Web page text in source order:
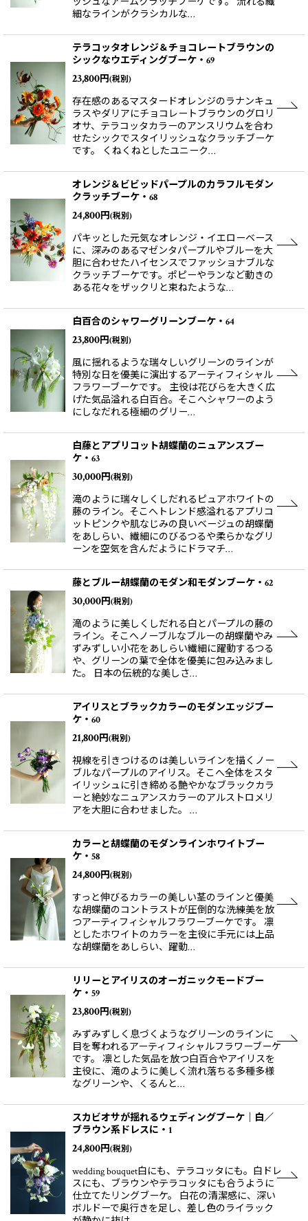
細なラインがクラシカルな…
テラコッタオレンジ＆チョコレートブラウンの
シックなウエディングブーケ・69
23,800円(税別)
存在感のあるマスタードオレンジのラナンキュ
ラスやダリアにチョコレートブラウンのグロリ
オサ、テラコッタカラーのアンスリウムを合わ
せたシックでスタイリッシュなクラッチブーケ
です。 くねくねとしたユニーク…
オレンジ＆ビビッドパープルのカラフルモダン
クラッチブーケ・68
24,800円(税別)
パキッとした元気なオレンジ・イエローベース
に、深みのあるマゼンタパープルやブルーを大
胆に合わせたハイセンスでファッショナブルな
クラッチブーケです。ポピーやランなど動きの
ある花々をザックリと束ねたような…
白百合のシャワーグリーンブーケ・64
23,800円(税別)
風に揺れるような瑞々しいグリーンのラインが
特別な日を優美に演出するアーティフィシャル
フラワーブーケです。 主役は花びらを大きく広
げた気品溢れる白百合。そこへシャワーのよう
にしなだれる極細のグリー…
白藤とアプリコット胡蝶蘭のニュアンスブー
ケ・63
30,000円(税別)
滝のように瑞々しくしだれるピュアホワイトの
藤のライン。そこへトレンド感溢れるアプリコ
ットピンクや肌なじみの良いベージュの胡蝶蘭
をあしらい、繊細にのびるつるや柔らかなグリ
ーンを空気を含んだようにドラマチ…
藤とブルー胡蝶蘭のモダン和モダンブーケ・62
30,000円(税別)
滝のように美しくしだれる白とパープルの藤の
ライン。そこへノーブルなブルーの胡蝶蘭やみ
ずみずしい小花をあしらい繊細に躍動するつる
や、グリーンの葉で全体を優美に包み込みまし
た。 日本の伝統的な美しさ…
アイリスとブラックカラーのモダンエッジブー
ケ・60
21,800円(税別)
視線を引きつけるのは美しいラインを描くノー
ブルなパープルのアイリス。そこへ全体をスタ
イリッシュに引き締める艶やかなブラックカラ
ーと絶妙なニュアンスカラーのアルストロメリ
アを大胆に合わせました。 …
カラーと胡蝶蘭のモダンラインホワイトブー
ケ・58
24,800円(税別)
すっと伸びるカラーの美しい茎のラインと優美
な胡蝶蘭のコントラストが圧倒的な洗練美を放
つアーティフィシャルフラワーブーケです。 凛
としたホワイトのカラーを主役に手元には上品
な胡蝶蘭をあしらい、躍動…
リリーとアイリスのオーガニックモードブー
ケ・59
23,800円(税別)
みずみずしく息づくようなグリーンのラインに
目を奪われるアーティフィシャルフラワーブーケ
です。 凛とした気品を放つ白百合やアイリスを
主役に、滝のように美しく流れ落ちる多種多様
なグリーンや、くるんと…
スカビオサが揺れるウェディングブーケ｜白／
ブラウン系ドレスに・1
24,800円(税別)
wedding bouquet白にも、テラコッタにも。白ドレ
スにも、ブラウンやテラコッタにも合うように
仕立てたリングブーケ。 白花の清潔感に、深い
ボルドーで奥行きを足し、差し色のライラック